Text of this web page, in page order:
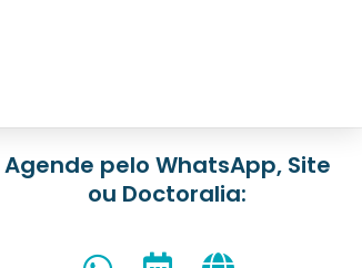
Agende pelo WhatsApp, Site
ou Doctoralia: